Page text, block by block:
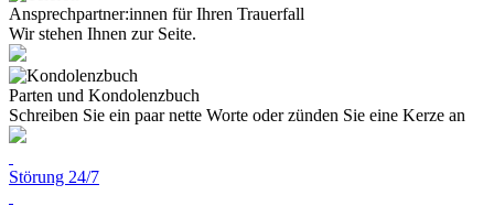
Ansprechpartner:innen für Ihren Trauerfall
Wir stehen Ihnen zur Seite.
Parten und Kondolenzbuch
Schreiben Sie ein paar nette Worte oder zünden Sie eine Kerze an
Störung 24/7